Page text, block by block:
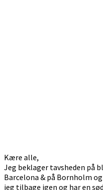
Kære alle,
Jeg beklager tavsheden på
Barcelona & på Bornholm
jeg tilbage igen og har en